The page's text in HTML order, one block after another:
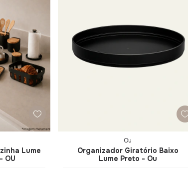
Lume
OU
Ou
Organizador Giratório Baixo
Lume Preto - Ou